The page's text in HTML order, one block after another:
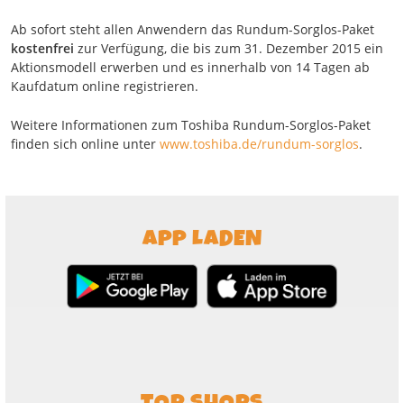
Ab sofort steht allen Anwendern das Rundum-Sorglos-Paket
kostenfrei zur Verfügung, die bis zum 31. Dezember 2015 ein
Aktionsmodell erwerben und es innerhalb von 14 Tagen ab
Kaufdatum online registrieren.
Weitere Informationen zum Toshiba Rundum-Sorglos-Paket
finden sich online unter www.toshiba.de/rundum-sorglos.
APP LADEN